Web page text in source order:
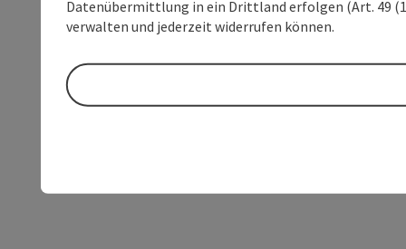
Datenübermittlung in ein Drittland erfolgen (Art. 49
verwalten und jederzeit widerrufen können.